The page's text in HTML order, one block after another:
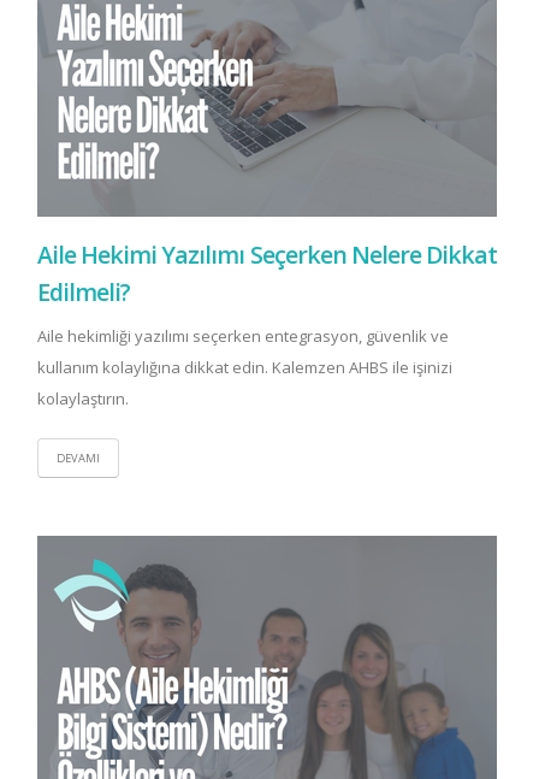
Aile Hekimi Yazılımı Seçerken Nelere Dikkat
Edilmeli?
Aile hekimliği yazılımı seçerken entegrasyon, güvenlik ve
kullanım kolaylığına dikkat edin. Kalemzen AHBS ile işinizi
kolaylaştırın.
DEVAMI